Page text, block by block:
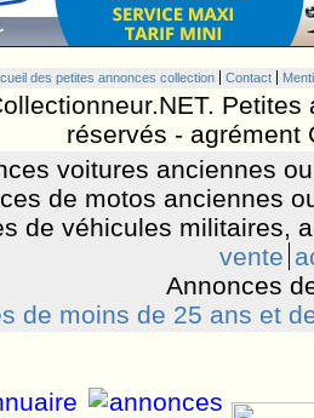
des petites annonces collection Contact
réservés - agrément
voitures anciennes
de motos anciennes
de véhicules militaires,
vente
Annonces
de moins de 25 ans et